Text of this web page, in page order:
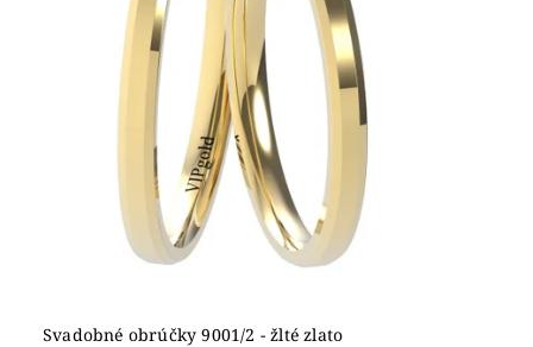
Svadobné obrúčky 9001/2 - žlté zlato